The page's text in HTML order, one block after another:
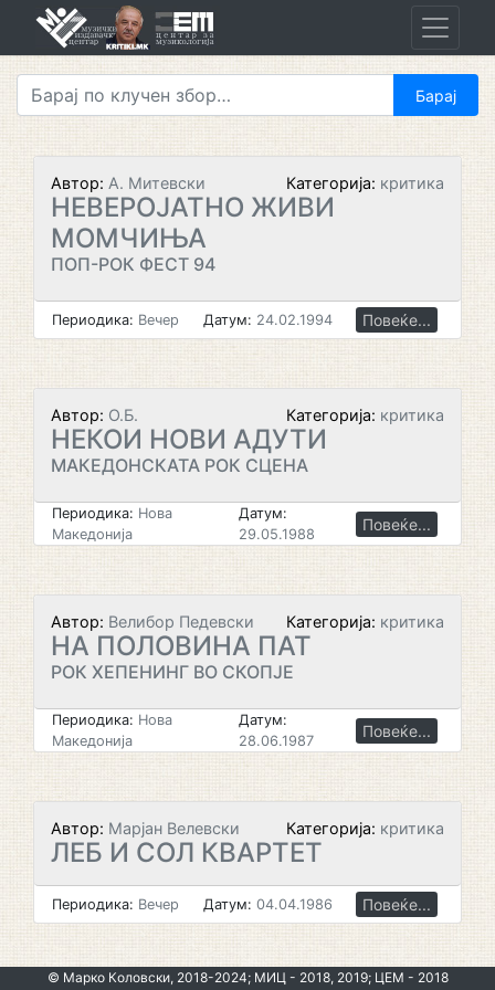
Автор: А. Митевски Категорија: критика
НЕВЕРОЈАТНО ЖИВИ
МОМЧИЊА
ПОП-РОК ФЕСТ 94
Периодика: Вечер Датум: 24.02.1994 Повеќе...
Автор: О.Б. Категорија: критика
НЕКОИ НОВИ АДУТИ
МАКЕДОНСКАТА РОК СЦЕНА
Периодика: Нова
Македонија
Датум:
29.05.1988
Повеќе...
Автор: Велибор Педевски Категорија: критика
НА ПОЛОВИНА ПАТ
РОК ХЕПЕНИНГ ВО СКОПЈЕ
Периодика: Нова
Македонија
Датум:
28.06.1987
Повеќе...
Автор: Марјан Велевски Категорија: критика
ЛЕБ И СОЛ КВАРТЕТ
Периодика: Вечер Датум: 04.04.1986 Повеќе...
© Марко Коловски, 2018-2024; МИЦ - 2018, 2019; ЦЕМ - 2018